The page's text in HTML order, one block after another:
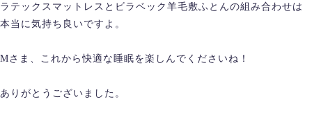
ラテックスマットレスとビラベック羊毛敷ふとんの組み合わせは
本当に気持ち良いですよ。
Mさま、これから快適な睡眠を楽しんでくださいね！
ありがとうございました。